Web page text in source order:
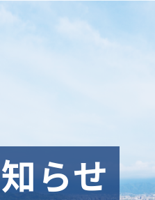
らせ